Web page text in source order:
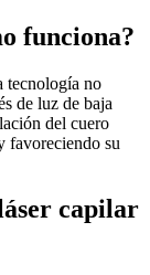
funciona?
tecnología no
de luz de baja
del cuero
favoreciendo su
capilar